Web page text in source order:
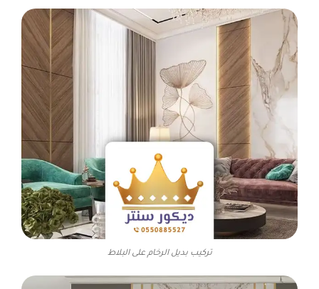
تركيب بديل الرخام على البلاط